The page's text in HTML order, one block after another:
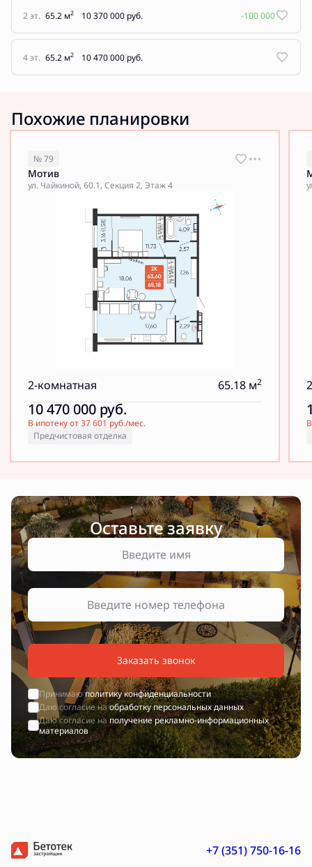
2 эт. 65.2 м2 10 370 000 руб. -100 000
4 эт. 65.2 м2 10 470 000 руб.
Похожие планировки
№ 79
Мотив
ул. Чайкиной, 60.1, Секция 2, Этаж 4
2-комнатная 65.18 м2
10 470 000 руб.
В ипотеку от 37 601 руб./мес.
Предчистовая отделка
Оставьте заявку
Заказать звонок
Принимаюполитику конфиденциальности
Даю согласие наобработку персональных данных
Даю согласие наполучение рекламно-информационных
материалов
+7 (351) 750-16-16